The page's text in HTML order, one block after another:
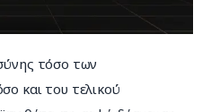
τόσο των
και του τελικού